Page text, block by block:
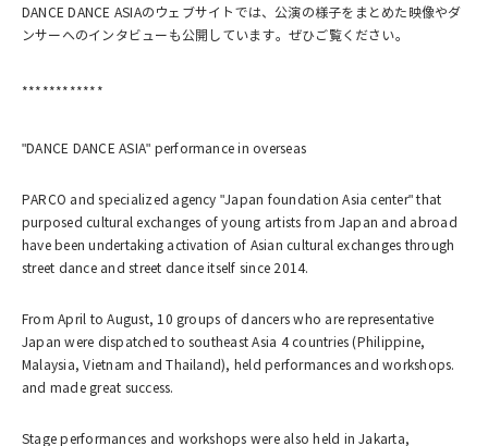
DANCE DANCE ASIAのウェブサイトでは、公演の様子をまとめた映像やダ
ンサーへのインタビューも公開しています。ぜひご覧ください。
************
"DANCE DANCE ASIA" performance in overseas
PARCO and specialized agency "Japan foundation Asia center" that
purposed cultural exchanges of young artists from Japan and abroad
have been undertaking activation of Asian cultural exchanges through
street dance and street dance itself since 2014.
From April to August, 10 groups of dancers who are representative
Japan were dispatched to southeast Asia 4 countries (Philippine,
Malaysia, Vietnam and Thailand), held performances and workshops.
and made great success.
Stage performances and workshops were also held in Jakarta,